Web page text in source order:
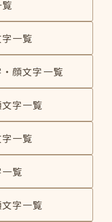
一覧
顔文字一覧
字一覧
一覧
覧
字一覧